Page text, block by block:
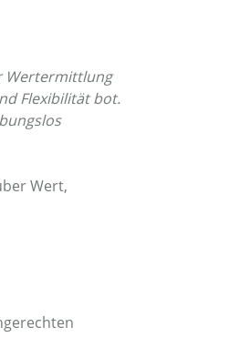
Wertermittlung
Flexibilität bot.
Wert,